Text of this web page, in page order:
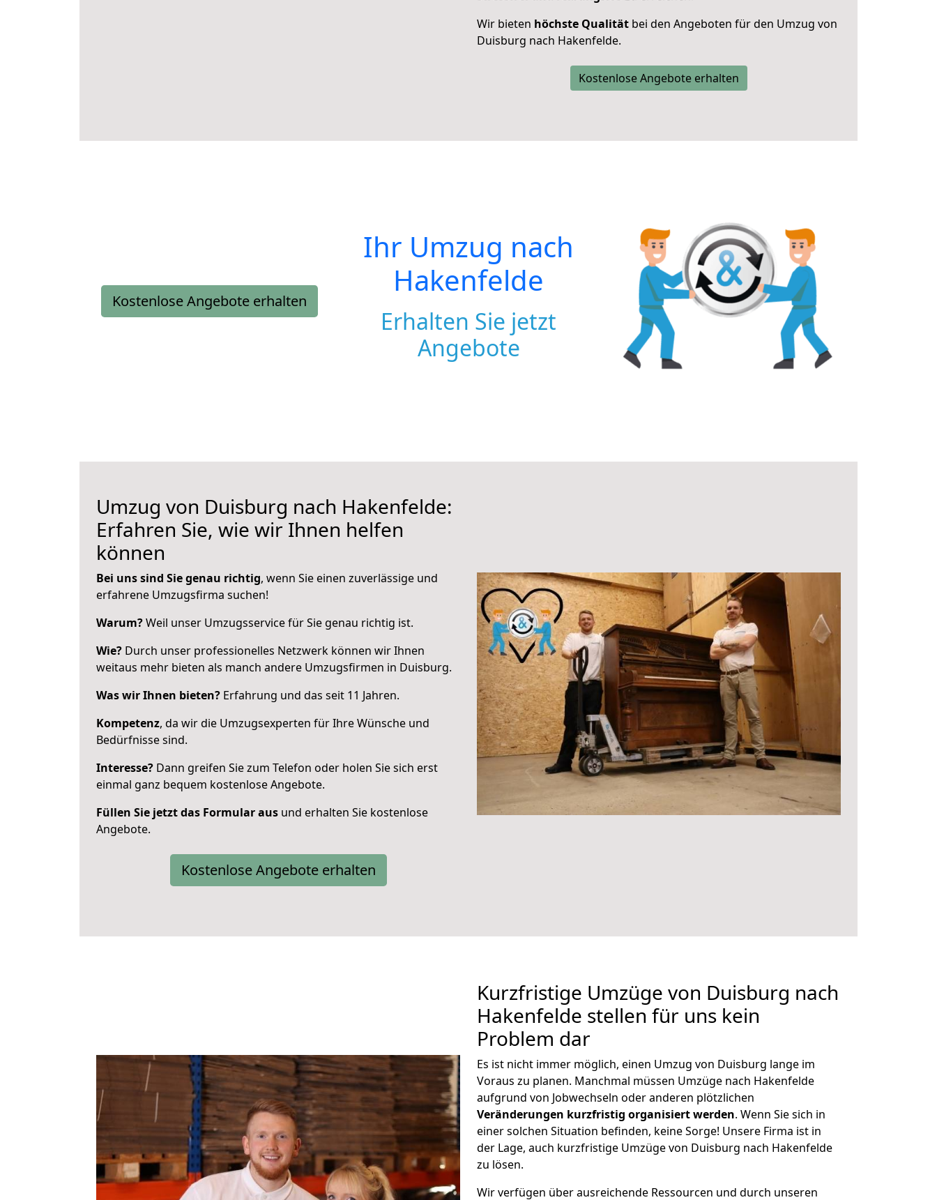
Wir bieten höchste Qualität bei den Angeboten für den Umzug von
Duisburg nach Hakenfelde.
Kostenlose Angebote erhalten
Kostenlose Angebote erhalten
Ihr Umzug nach
Hakenfelde
Erhalten Sie jetzt
Angebote
Umzug von Duisburg nach Hakenfelde:
Erfahren Sie, wie wir Ihnen helfen
können
Bei uns sind Sie genau richtig, wenn Sie einen zuverlässige und
erfahrene Umzugsfirma suchen!
Warum?Weil unser Umzugsservice für Sie genau richtig ist.
Wie? Durch unser professionelles Netzwerk können wir Ihnen
weitaus mehr bieten als manch andere Umzugsfirmen in Duisburg.
Was wir Ihnen bieten? Erfahrung und das seit 11 Jahren.
Kompetenz, da wir die Umzugsexperten für Ihre Wünsche und
Bedürfnisse sind.
Interesse? Dann greifen Sie zum Telefon oder holen Sie sich erst
einmal ganz bequem kostenlose Angebote.
Füllen Sie jetzt das Formular aus und erhalten Sie kostenlose
Angebote.
Kostenlose Angebote erhalten
Kurzfristige Umzüge von Duisburg nach
Hakenfelde stellen für uns kein
Problem dar
Es ist nicht immer möglich, einen Umzug von Duisburg lange im
Voraus zu planen. Manchmal müssen Umzüge nach Hakenfelde
aufgrund von Jobwechseln oder anderen plötzlichen
Veränderungen kurzfristig organisiert werden. Wenn Sie sich in
einer solchen Situation befinden, keine Sorge! Unsere Firma ist in
der Lage, auch kurzfristige Umzüge von Duisburg nach Hakenfelde
zu lösen.
Wir verfügen über ausreichende Ressourcen und durch unseren